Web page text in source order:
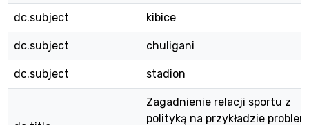
dc.subject kibice
dc.subject chuligani
dc.subject stadion
Zagadnienie relacji sportu z
polityką na przykładzie